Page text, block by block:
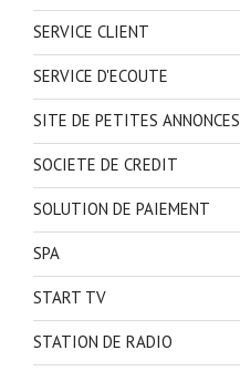
SERVICE CLIENT
SERVICE D'ECOUTE
SITE DE PETITES ANNONCES
SOCIETE DE CREDIT
SOLUTION DE PAIEMENT
SPA
START TV
STATION DE RADIO